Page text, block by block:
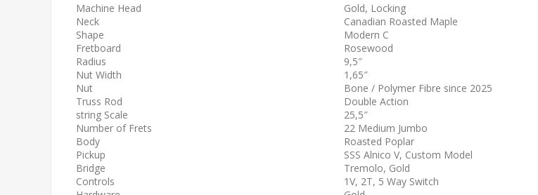
Machine Head
Gold, Locking
Neck
Canadian Roasted Maple
Shape
Modern C
Fretboard
Rosewood
Radius
9,5″
Nut Width
1,65″
Nut
Bone / Polymer Fibre since 2025
Truss Rod
Double Action
string Scale
25,5″
Number of Frets
22 Medium Jumbo
Body
Roasted Poplar
Pickup
SSS Alnico V, Custom Model
Bridge
Tremolo, Gold
Controls
1V, 2T, 5 Way Switch